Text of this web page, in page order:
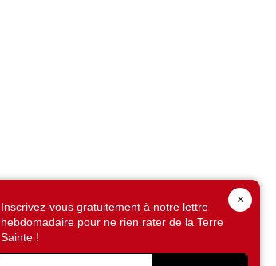
×
Inscrivez-vous gratuitement à notre lettre
hebdomadaire pour ne rien rater de la Terre
Sainte !